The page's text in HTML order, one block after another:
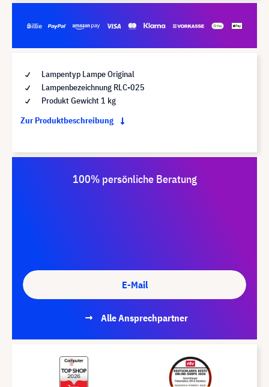
Lampentyp Lampe Original
Lampenbezeichnung RLC-025
Produkt Gewicht 1 kg
Zur Produktbeschreibung
100% persönliche Beratung
E-Mail
Alle Ansprechpartner